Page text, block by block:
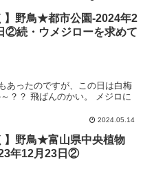
】野鳥★都市公園-2024年2
②続・ウメジローを求めて
あったのですが、この日は白梅
？？ 飛ばんのかい。 メジロに
2024.05.14
】野鳥★富山県中央植物
年12月23日②